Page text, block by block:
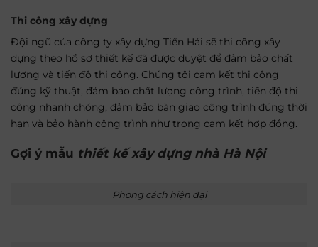
Thi công xây dựng
Đội ngũ của công ty xây dựng Tiền Hải sẽ thi công xây
dựng theo hồ sơ thiết kế đã được duyệt để đảm bảo chất
lượng và tiến độ thi công. Chúng tôi cam kết thi công
đúng kỹ thuật, đảm bảo chất lượng công trình, tiến độ thi
công nhanh chóng, đảm bảo bàn giao công trình đúng thời
hạn và bảo hành công trình như trong cam kết hợp đồng.
Gợi ý mẫu thiết kế xây dựng nhà Hà Nội
Phong cách hiện đại